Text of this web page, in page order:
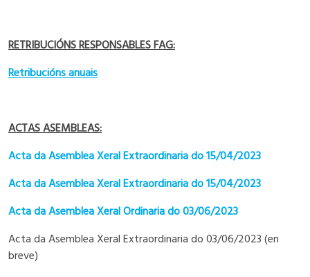
RETRIBUCIÓNS RESPONSABLES FAG:
Retribucións anuais
ACTAS ASEMBLEAS:
Acta da Asemblea Xeral Extraordinaria do 15/04/2023
Acta da Asemblea Xeral Extraordinaria do 15/04/2023
Acta da Asemblea Xeral Ordinaria do 03/06/2023
Acta da Asemblea Xeral Extraordinaria do 03/06/2023 (en
breve)